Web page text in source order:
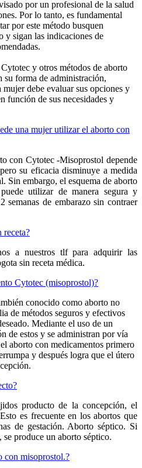
por un profesional de la salud
Por lo tanto, es fundamental
por este método busquen
y sigan las indicaciones de
y otros métodos de aborto
su forma de administración,
debe evaluar sus opciones y
función de sus necesidades y
una mujer utilizar el aborto con
con Cytotec -Misoprostol depende
su eficacia disminuye a medida
Sin embargo, el esquema de aborto
utilizar de manera segura y
semanas de embarazo sin contraer
receta?
a nuestros tlf para adquirir las
sin receta médica.
Cytotec (misoprostol)?
conocido como aborto no
de métodos seguros y efectivos
Mediante el uso de un
de estos y se administran por vía
aborto con medicamentos primero
y después logra que el útero
producto de la concepción, el
es frecuente en los abortos que
de gestación. Aborto séptico. Si
produce un aborto séptico.
con misoprostol.?